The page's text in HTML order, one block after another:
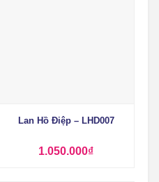
Lan Hồ Điệp – LHD007
1.050.000₫